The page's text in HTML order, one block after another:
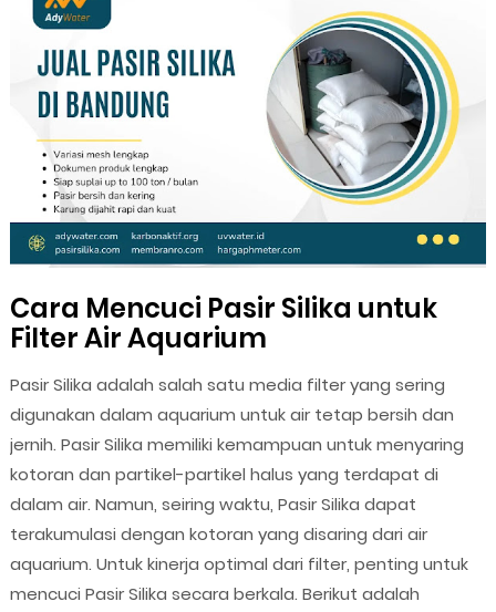
Cara Mencuci Pasir Silika untuk
Filter Air Aquarium
Pasir Silika adalah salah satu media filter yang sering
digunakan dalam aquarium untuk air tetap bersih dan
jernih. Pasir Silika memiliki kemampuan untuk menyaring
kotoran dan partikel-partikel halus yang terdapat di
dalam air. Namun, seiring waktu, Pasir Silika dapat
terakumulasi dengan kotoran yang disaring dari air
aquarium. Untuk kinerja optimal dari filter, penting untuk
mencuci Pasir Silika secara berkala. Berikut adalah